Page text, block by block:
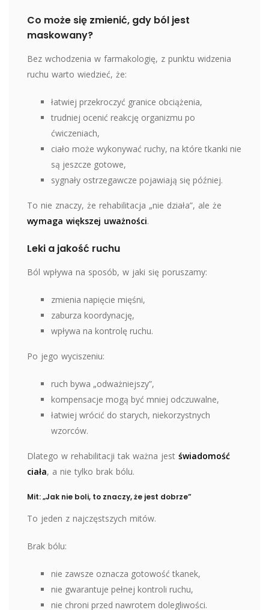
Co może się zmienić, gdy ból jest
maskowany?
Bez wchodzenia w farmakologię, z punktu widzenia
ruchu warto wiedzieć, że:
łatwiej przekroczyć granice obciążenia,
trudniej ocenić reakcję organizmu po
ćwiczeniach,
ciało może wykonywać ruchy, na które tkanki nie
są jeszcze gotowe,
sygnały ostrzegawcze pojawiają się później.
To nie znaczy, że rehabilitacja „nie działa”, ale że
wymaga większej uważności.
Leki a jakość ruchu
Ból wpływa na sposób, w jaki się poruszamy:
zmienia napięcie mięśni,
zaburza koordynację,
wpływa na kontrolę ruchu.
Po jego wyciszeniu:
ruch bywa „odważniejszy”,
kompensacje mogą być mniej odczuwalne,
łatwiej wrócić do starych, niekorzystnych
wzorców.
Dlatego w rehabilitacji tak ważna jest świadomość
ciała, a nie tylko brak bólu.
Mit: „Jak nie boli, to znaczy, że jest dobrze”
To jeden z najczęstszych mitów.
Brak bólu:
nie zawsze oznacza gotowość tkanek,
nie gwarantuje pełnej kontroli ruchu,
nie chroni przed nawrotem dolegliwości.